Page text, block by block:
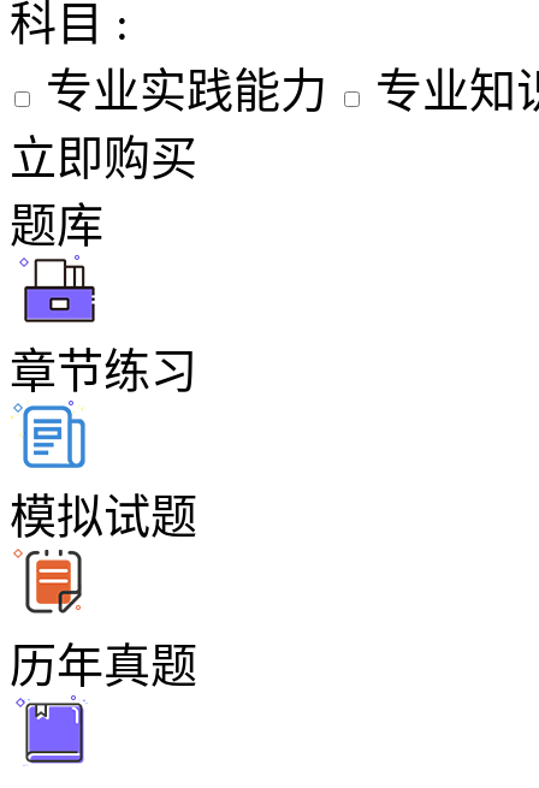
科目 :
专业实践能力
专业知
立即购买
题库
章节练习
模拟试题
历年真题